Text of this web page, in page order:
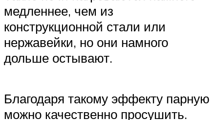
медленнее, чем из
конструкционной стали или
нержавейки, но они намного
дольше остывают.
Благодаря такому эффекту парную
можно качественно просушить.